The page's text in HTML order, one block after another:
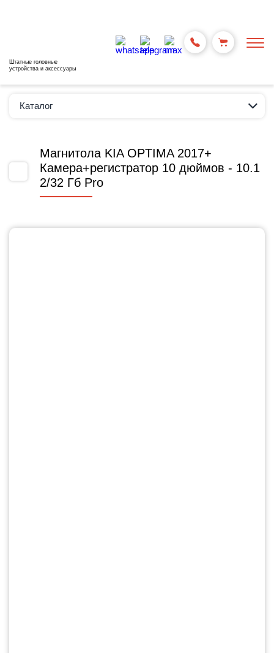
Штатные головные
устройства и аксессуары
Каталог
Магнитола KIA OPTIMA 2017+
Камера+регистратор 10 дюймов - 10.1
2/32 Гб Pro